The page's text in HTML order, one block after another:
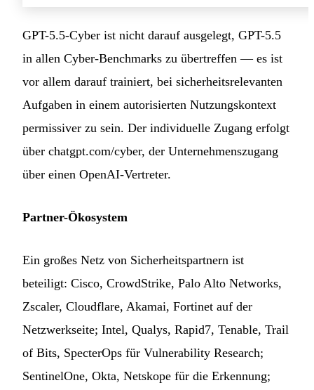
GPT-5.5-Cyber ist nicht darauf ausgelegt, GPT-5.5
in allen Cyber-Benchmarks zu übertreffen — es ist
vor allem darauf trainiert, bei sicherheitsrelevanten
Aufgaben in einem autorisierten Nutzungskontext
permissiver zu sein. Der individuelle Zugang erfolgt
über chatgpt.com/cyber, der Unternehmenszugang
über einen OpenAI-Vertreter.
Partner-Ökosystem
Ein großes Netz von Sicherheitspartnern ist
beteiligt: Cisco, CrowdStrike, Palo Alto Networks,
Zscaler, Cloudflare, Akamai, Fortinet auf der
Netzwerkseite; Intel, Qualys, Rapid7, Tenable, Trail
of Bits, SpecterOps für Vulnerability Research;
SentinelOne, Okta, Netskope für die Erkennung;